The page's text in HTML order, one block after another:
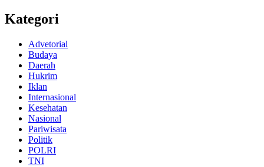
Kategori
Advetorial
Budaya
Daerah
Hukrim
Iklan
Internasional
Kesehatan
Nasional
Pariwisata
Politik
POLRI
TNI